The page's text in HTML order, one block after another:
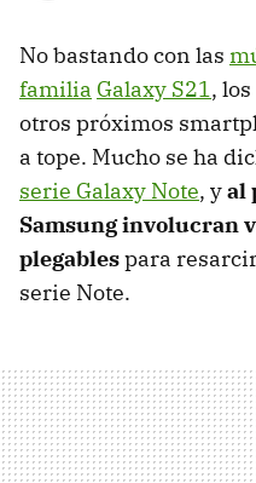
No bastando con las
familia Galaxy S21,
otros próximos
a tope. Mucho se ha
serie Galaxy Note, yal
Samsung involucran
plegablespara
serie Note.